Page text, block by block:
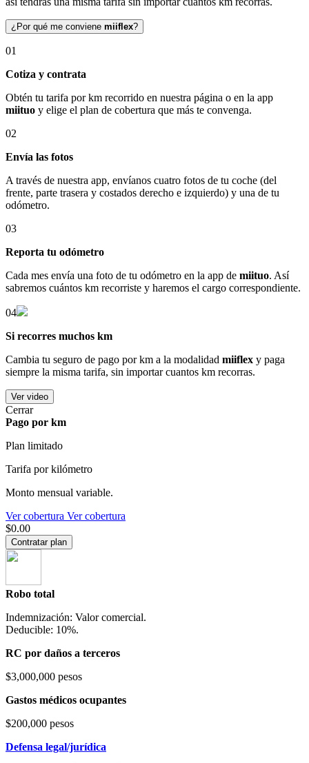
¿Por qué me conviene miiflex?
01
Cotiza y contrata
Obtén tu tarifa por km recorrido en nuestra página o en la app
miituo y elige el plan de cobertura que más te convenga.
02
Envía las fotos
A través de nuestra app, envíanos cuatro fotos de tu coche (del
frente, parte trasera y costados derecho e izquierdo) y una de tu
odómetro.
03
Reporta tu odómetro
Cada mes envía una foto de tu odómetro en la app de miituo. Así
sabremos cuántos km recorriste y haremos el cargo correspondiente.
04
Si recorres muchos km
Cambia tu seguro de pago por km a la modalidad miiflex y paga
siempre la misma tarifa, sin importar cuantos km recorras.
Ver video
Cerrar
Pago por km
Plan limitado
Tarifa por kilómetro
Monto mensual variable.
Ver cobertura Ver cobertura
$0.00
Contratar plan
Robo total
Indemnización: Valor comercial.
Deducible: 10%.
RC por daños a terceros
$3,000,000 pesos
Gastos médicos ocupantes
$200,000 pesos
Defensa legal/jurídica